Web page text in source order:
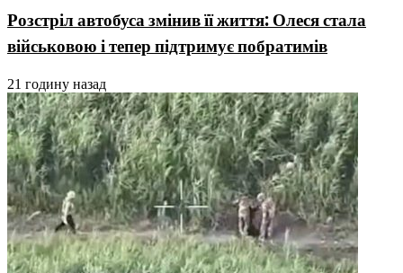
Розстріл автобуса змінив її життя: Олеся стала
військовою і тепер підтримує побратимів
21 годину назад